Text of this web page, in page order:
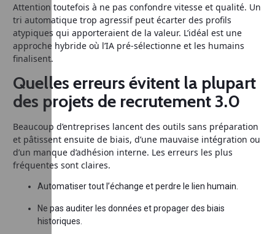
Attention toutefois à ne pas confondre vitesse et qualité. Un
tri automatique trop agressif peut écarter des profils
atypiques qui apporteraient de la valeur. L’idéal est une
approche hybride où l’IA pré-sélectionne et les humains
finalisent.
Quelles erreurs évitent la plupart
des projets de recrutement 3.0
Beaucoup d’entreprises lancent des outils sans préparation
et pâtissent ensuite de biais, d’une mauvaise intégration ou
d’un manque d’adhésion interne. Les erreurs les plus
fréquentes sont claires.
Automatiser tout l’échange et perdre le lien humain.
Ne pas auditer les données et propager des biais
historiques.